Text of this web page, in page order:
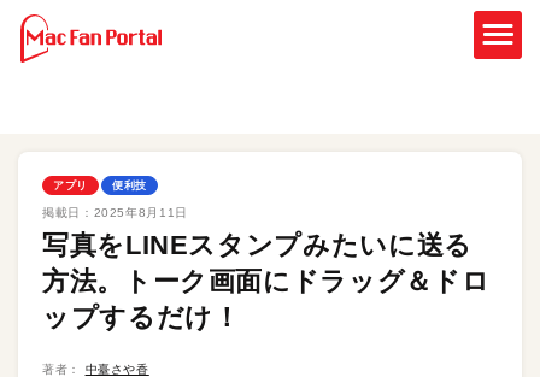
アプリ 便利技
掲載日： 2025年8月11日
写真をLINEスタンプみたいに送る
方法。トーク画面にドラッグ＆ドロ
ップするだけ！
著者： 中臺さや香